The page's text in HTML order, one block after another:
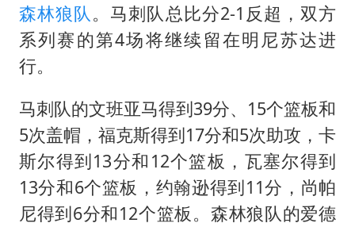
陕西省委书记赶赴柞水县杏坪镇
女孩摆摊卖菌子时收到北大通知书
森林狼队 。马刺队总比分2-1反超，双方
系列赛的第4场将继续留在明尼苏达进
行。
马刺队的文班亚马得到39分、15个篮板和
5次盖帽，福克斯得到17分和5次助攻，卡
斯尔得到13分和12个篮板，瓦塞尔得到
13分和6个篮板， 约翰逊得到11分，尚帕
尼得到6分和12个篮板。森林狼队的爱德